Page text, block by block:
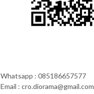
Whatsapp : 085186657577
Email : cro.diorama@gmail.com